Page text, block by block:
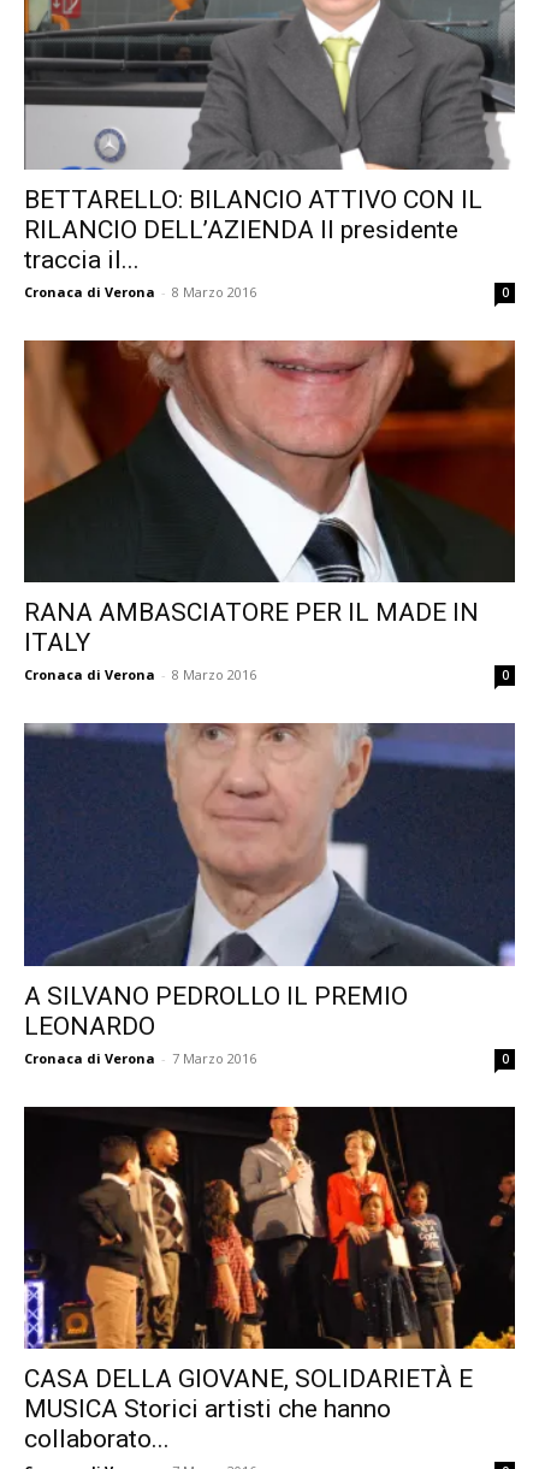
BETTARELLO: BILANCIO ATTIVO CON IL
RILANCIO DELL’AZIENDA Il presidente
traccia il...
Cronaca di Verona - 8 Marzo 2016 0
RANA AMBASCIATORE PER IL MADE IN
ITALY
Cronaca di Verona - 8 Marzo 2016 0
A SILVANO PEDROLLO IL PREMIO
LEONARDO
Cronaca di Verona - 7 Marzo 2016 0
CASA DELLA GIOVANE, SOLIDARIETÀ E
MUSICA Storici artisti che hanno
collaborato...